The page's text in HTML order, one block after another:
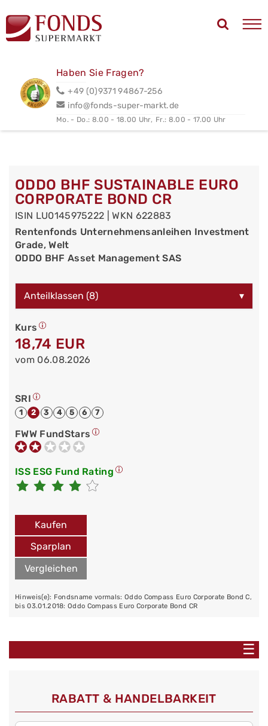
Haben Sie Fragen?
+49 (0)9371 94867-256
info@fonds-super-markt.de
Mo. - Do.: 8.00 - 18.00 Uhr, Fr.: 8.00 - 17.00 Uhr
ODDO BHF SUSTAINABLE EURO
CORPORATE BOND CR
ISIN LU0145975222 | WKN 622883
Rentenfonds Unternehmensanleihen Investment
Grade, Welt
ODDO BHF Asset Management SAS
Anteilklassen (8) ▾
Kurs
18,74 EUR
vom 06.08.2026
SRI
1 2 3 4 5 6 7
FWW FundStars
ISS ESG Fund Rating
Kaufen
Sparplan
Vergleichen
Hinweis(e): Fondsname vormals: Oddo Compass Euro Corporate Bond C,
bis 03.01.2018: Oddo Compass Euro Corporate Bond CR
☰
RABATT & HANDELBARKEIT